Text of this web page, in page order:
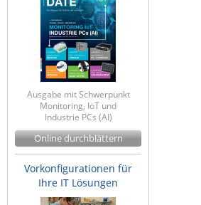
Legrand
LigoWave
Milesight
Moxa
Netio
Panorama Antennas
PatchSee
Power Kingdom
Poynting
Ausgabe mit Schwerpunkt
Monitoring, IoT und
Industrie PCs (AI)
Online durchblättern
Vorkonfigurationen für
Ihre IT Lösungen